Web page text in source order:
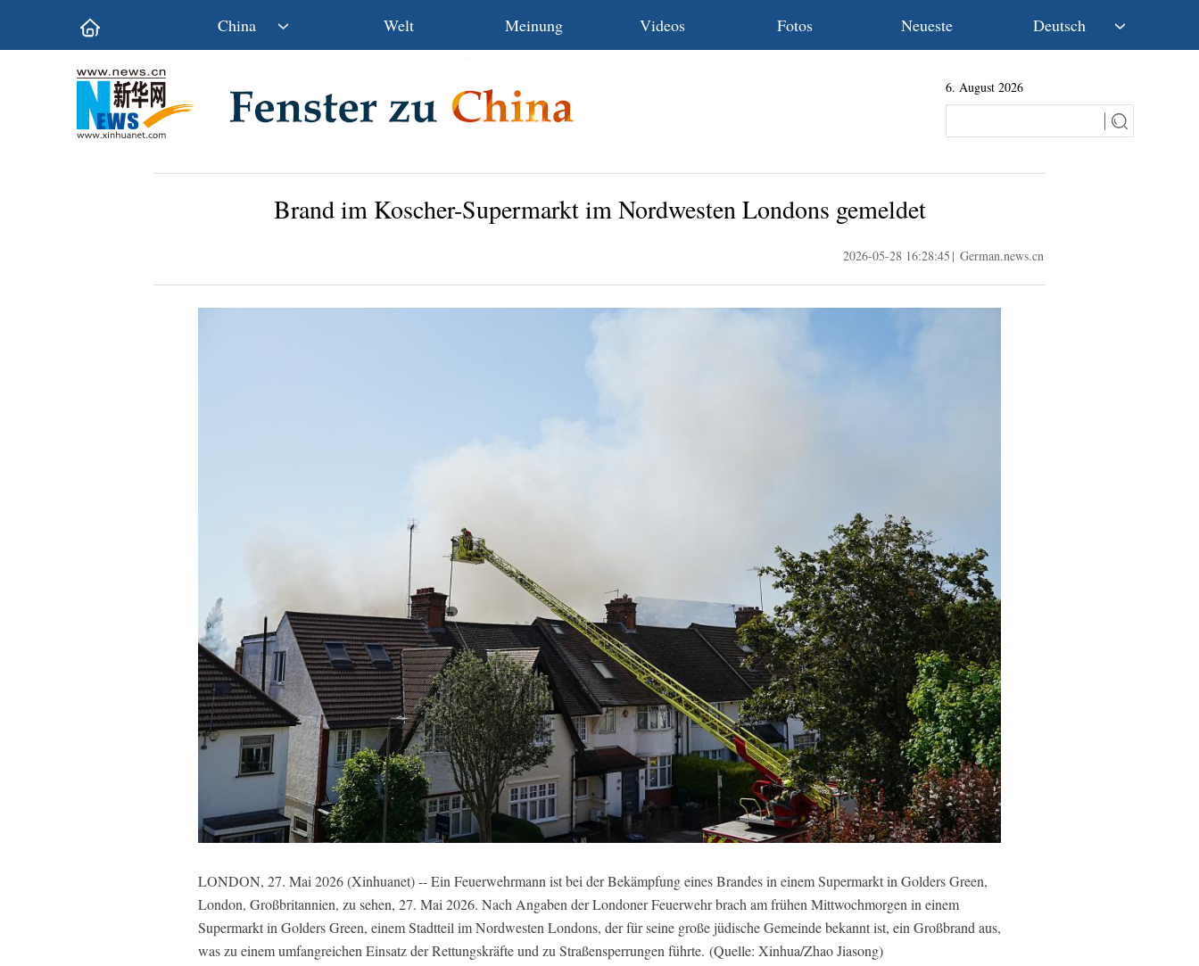
China
Wirtschaft
Kultur&Reise
Welt Meinung Videos Fotos Neueste Deutsch
Français
6. August 2026
Brand im Koscher-Supermarkt im Nordwesten Londons gemeldet
2026-05-28 16:28:45 | German.news.cn
LONDON, 27. Mai 2026 (Xinhuanet) -- Ein Feuerwehrmann ist bei der Bekämpfung eines Brandes in einem Supermarkt in Golders Green,
London, Großbritannien, zu sehen, 27. Mai 2026. Nach Angaben der Londoner Feuerwehr brach am frühen Mittwochmorgen in einem
Supermarkt in Golders Green, einem Stadtteil im Nordwesten Londons, der für seine große jüdische Gemeinde bekannt ist, ein Großbrand aus,
was zu einem umfangreichen Einsatz der Rettungskräfte und zu Straßensperrungen führte. (Quelle: Xinhua/Zhao Jiasong)